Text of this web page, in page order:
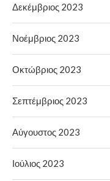
Δεκέμβριος 2023
Νοέμβριος 2023
Οκτώβριος 2023
Σεπτέμβριος 2023
Αύγουστος 2023
Ιούλιος 2023